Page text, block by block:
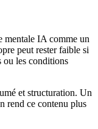
mentale IA comme un
peut rester faible si
ou les conditions
et structuration. Un
rend ce contenu plus